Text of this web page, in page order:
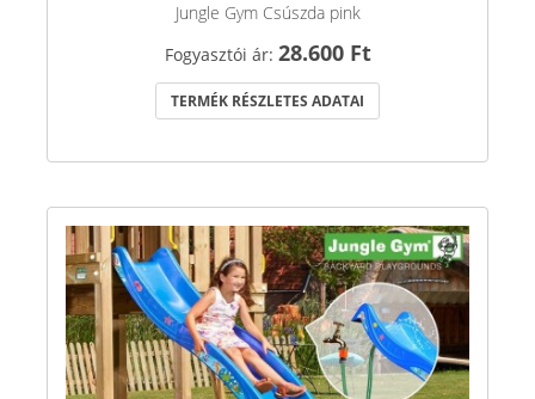
Jungle Gym Csúszda pink
Fogyasztói ár: 28.600 Ft
TERMÉK RÉSZLETES ADATAI